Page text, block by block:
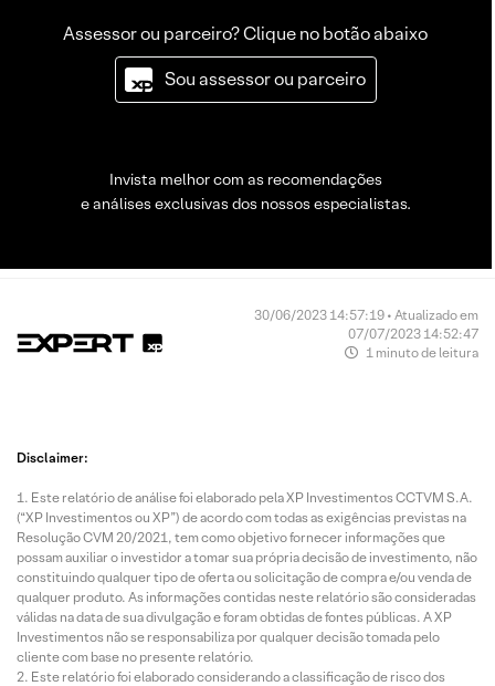
Assessor ou parceiro? Clique no botão abaixo
Sou assessor ou parceiro
Invista melhor com as recomendações
e análises exclusivas dos nossos especialistas.
30/06/2023 14:57:19 • Atualizado em
07/07/2023 14:52:47
1 minuto de leitura
Disclaimer:
Este relatório de análise foi elaborado pela XP Investimentos CCTVM S.A.
(“XP Investimentos ou XP”) de acordo com todas as exigências previstas na
Resolução CVM 20/2021, tem como objetivo fornecer informações que
possam auxiliar o investidor a tomar sua própria decisão de investimento, não
constituindo qualquer tipo de oferta ou solicitação de compra e/ou venda de
qualquer produto. As informações contidas neste relatório são consideradas
válidas na data de sua divulgação e foram obtidas de fontes públicas. A XP
Investimentos não se responsabiliza por qualquer decisão tomada pelo
cliente com base no presente relatório.
Este relatório foi elaborado considerando a classificação de risco dos